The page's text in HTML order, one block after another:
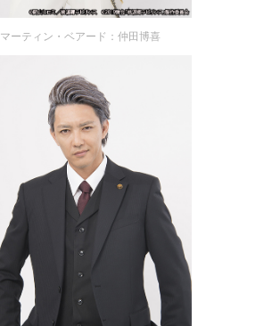
マーティン・ベアード：仲田博喜